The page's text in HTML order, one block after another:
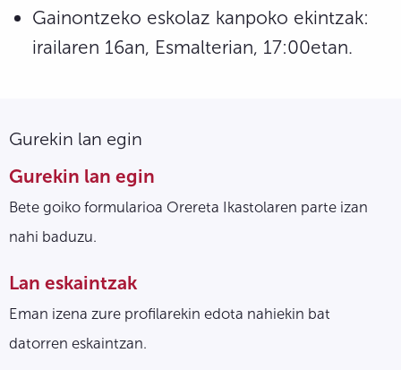
Gainontzeko eskolaz kanpoko ekintzak:
irailaren 16an, Esmalterian, 17:00etan.
Gurekin lan egin
Gurekin lan egin
Bete goiko formularioa Orereta Ikastolaren parte izan
nahi baduzu.
Lan eskaintzak
Eman izena zure profilarekin edota nahiekin bat
datorren eskaintzan.